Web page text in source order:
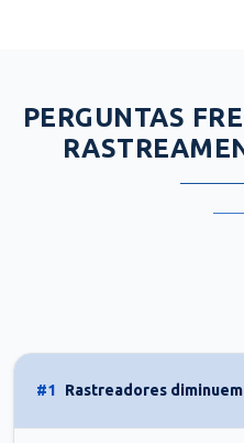
PERGUNTAS
#1 Rastreadores